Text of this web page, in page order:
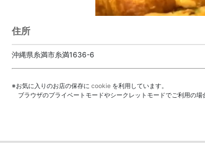
住所
沖縄県糸満市糸満1636-6
※お気に入りのお店の保存に cookie を利用しています。
ブラウザのプライベートモードやシークレットモードでご利用の